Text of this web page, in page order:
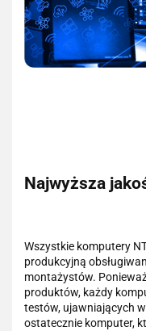
Najwyższa
Wszystkie komputery
produkcyjną
montażystów.
produktów, każdy
testów, ujawniających
ostatecznie komputer,